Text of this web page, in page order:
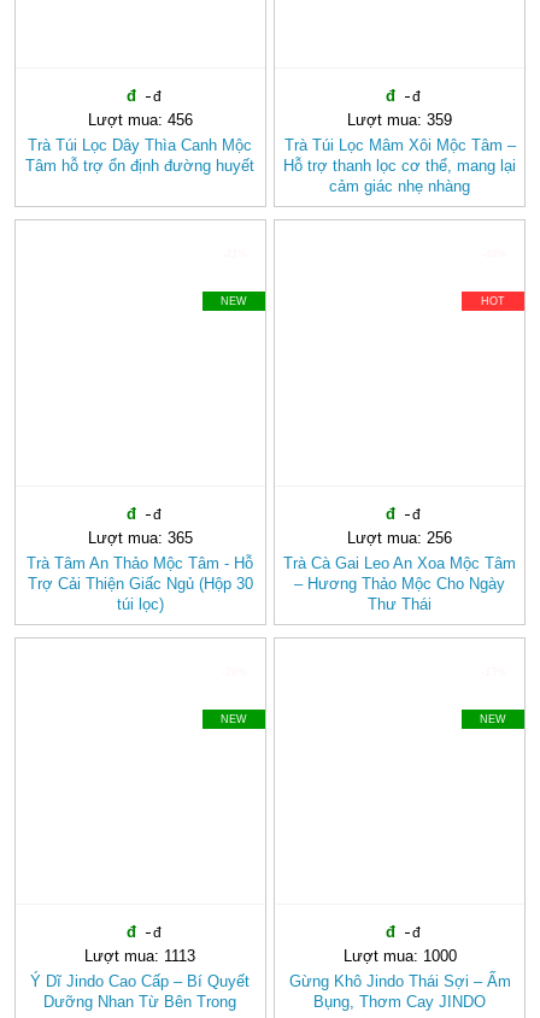
Lượt mua: 456
Trà Túi Lọc Dây Thìa Canh Mộc
Tâm hỗ trợ ổn định đường huyết
Lượt mua: 359
Trà Túi Lọc Mâm Xôi Mộc Tâm –
Hỗ trợ thanh lọc cơ thể, mang lại
cảm giác nhẹ nhàng
NEW
Lượt mua: 365
Trà Tâm An Thảo Mộc Tâm - Hỗ
Trợ Cải Thiện Giấc Ngủ (Hộp 30
túi lọc)
HOT
Lượt mua: 256
Trà Cà Gai Leo An Xoa Mộc Tâm
– Hương Thảo Mộc Cho Ngày
Thư Thái
NEW
Lượt mua: 1113
Ý Dĩ Jindo Cao Cấp – Bí Quyết
Dưỡng Nhan Từ Bên Trong
NEW
Lượt mua: 1000
Gừng Khô Jindo Thái Sợi – Ấm
Bụng, Thơm Cay JINDO